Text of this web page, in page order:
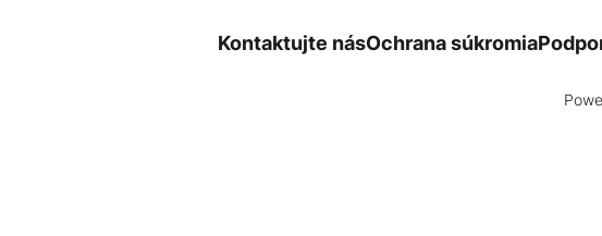
Kontaktujte násOchrana súkromia